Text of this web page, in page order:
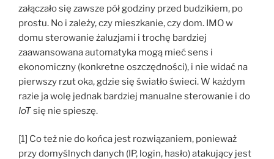
załączało się zawsze pół godziny przed budzikiem, po
prostu. No i zależy, czy mieszkanie, czy dom. IMO w
domu sterowanie żaluzjami i trochę bardziej
zaawansowana automatyka mogą mieć sens i
ekonomiczny (konkretne oszczędności), i nie widać na
pierwszy rzut oka, gdzie się światło świeci. W każdym
razie ja wolę jednak bardziej manualne sterowanie i do
IoTsię nie spieszę.
[1] Co też nie do końca jest rozwiązaniem, ponieważ
przy domyślnych danych (IP, login, hasło) atakujący jest